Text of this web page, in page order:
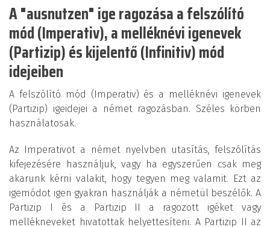
A "ausnutzen" ige ragozása a felszólító
mód (Imperativ), a melléknévi igenevek
(Partizip) és kijelentő (Infinitiv) mód
idejeiben
A felszólító mód (Imperativ) és a melléknévi igenevek
(Partizip) igeidejei a német ragozásban. Széles körben
használatosak.
Az Imperativot a német nyelvben utasítás, felszólítás
kifejezésére használjuk, vagy ha egyszerűen csak meg
akarunk kérni valakit, hogy tegyen meg valamit. Ezt az
igemódot igen gyakran használják a németül beszélők. A
Partizip I és a Partizip II a ragozott igéket vagy
mellékneveket hivatottak helyettesíteni. A Partizip II az